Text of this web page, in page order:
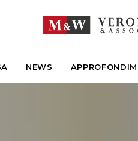
NEWS